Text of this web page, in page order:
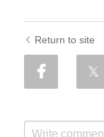
Return to site